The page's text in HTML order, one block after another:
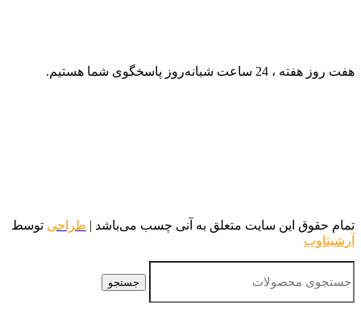
هفت روز هفته ، 24 ساعت شبانه‌روز پاسخگوی شما هستیم.
تمام حقوق این سایت متعلق به آنی چسب می‌باشد | طراحی توسط
آرشیتاوب
جستجو